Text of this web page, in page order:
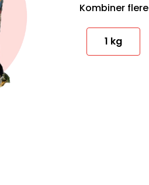
Kombiner
1 kg